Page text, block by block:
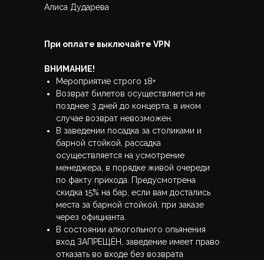
Алиса Дударева
При оплате выключайте VPN
ВНИМАНИЕ!
Мероприятие строго 18+
Возврат билетов осуществляется не
позднее 3 дней до концерта, в ином
случае возврат невозможен.
В заведении посадка за столиками и
барной стойкой, рассадка
осуществляется на усмотрение
менеджера, в порядке живой очереди
по факту прихода. Предусмотрена
скидка 15% на бар, если вам достались
места за барной стойкой, при заказе
через официанта.
В состоянии алкогольного опьянения
вход ЗАПРЕЩЁН, заведение имеет право
отказать во входе без возврата